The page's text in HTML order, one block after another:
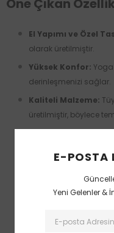
Öne Çıkan
El Yapımı ve Özel
olarak üretilmiştir.
Yüksek Konfor:
derinleşmenizi sağlar.
Kaliteli Malzeme:
üretilmiştir, böylece
yapmadan uzun
E-POSTA
Yeni Gelenler &